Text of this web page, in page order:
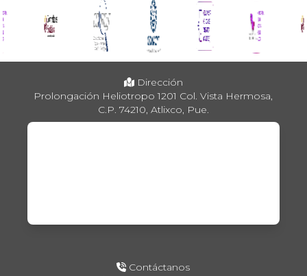
Dirección
Prolongación Heliotropo 1201 Col. Vista Hermosa,
C.P. 74210, Atlixco, Pue.
Contáctanos